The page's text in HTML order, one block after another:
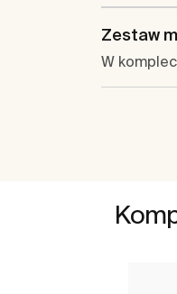
Zestaw
W